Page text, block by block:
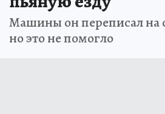
Машины он переписал на
но это не помогло